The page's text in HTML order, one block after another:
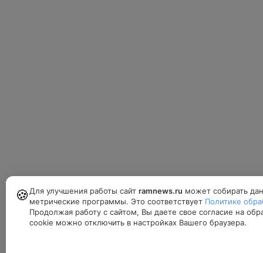
🍪 Для улучшения работы сайт ramnews.ru может собирать
метрические программы. Это соответствует Политике
Продолжая работу с сайтом, Вы даете свое согласие на
cookie можно отключить в настройках Вашего браузера.